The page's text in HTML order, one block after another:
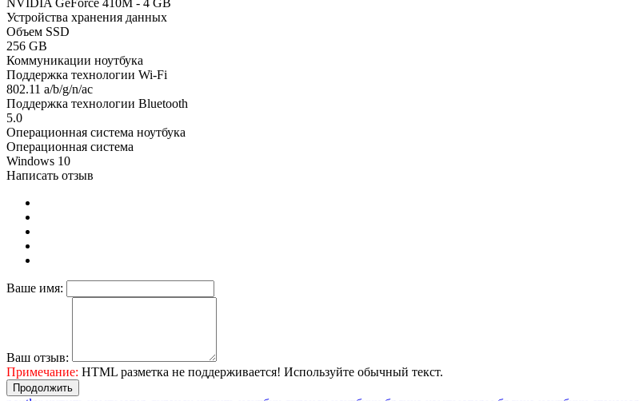
NVIDIA GeForce 410M - 4 GB
Устройства хранения данных
Объем SSD
256 GB
Коммуникации ноутбука
Поддержка технологии Wi-Fi
802.11 a/b/g/n/ac
Поддержка технологии Bluetooth
5.0
Операционная система ноутбука
Операционная система
Windows 10
Написать отзыв
Ваше имя:
Ваш отзыв:
Примечание: HTML разметка не поддерживается! Используйте обычный текст.
Продолжить